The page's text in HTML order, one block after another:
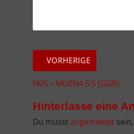
VORHERIGE
FKI5 – MUEN4 5:5 (GGR)
Hinterlasse eine
Du musst angemeldet